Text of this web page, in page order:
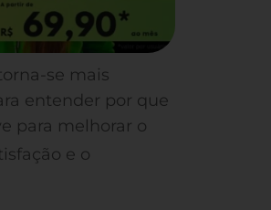
se mais
entender por que
para melhorar o
e o